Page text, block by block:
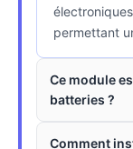
permettant
Ce module
batteries ?
Comment